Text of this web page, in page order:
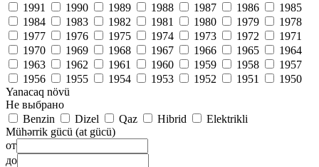
1991
1990 1989 1988 1987 1986
1985
1984
1983 1982 1981 1980 1979
1978
1977
1976 1975 1974 1973 1972
1971
1970
1969 1968 1967 1966 1965
1964
1963
1962 1961 1960 1959 1958
1957
1956
1955 1954 1953 1952 1951
1950
Yanacaq növü
Не выбрано
Benzin
Dizel Qaz Hibrid
Elektrikli
Mühərrik gücü (at gücü)
от
до